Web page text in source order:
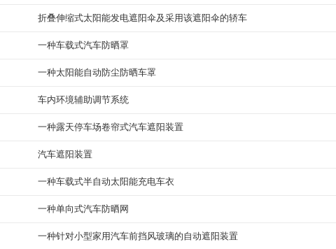
折叠伸缩式太阳能发电遮阳伞及采用该遮阳伞的轿车
一种车载式汽车防晒罩
一种太阳能自动防尘防晒车罩
车内环境辅助调节系统
一种露天停车场卷帘式汽车遮阳装置
汽车遮阳装置
一种车载式半自动太阳能充电车衣
一种单向式汽车防晒网
一种针对小型家用汽车前挡风玻璃的自动遮阳装置